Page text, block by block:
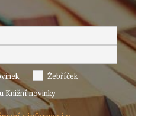
Žebříček
Knižní novinky